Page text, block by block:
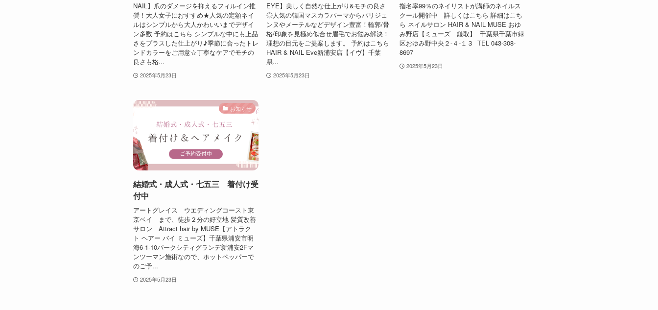
NAIL】爪のダメージを抑えるフィルイン推
奨！大人女子におすすめ★人気の定額ネイ
ルはシンプルから大人かわいいまでデザイ
ン多数 予約はこちら シンプルな中にも上品
さをプラスした仕上がり♪季節に合ったトレ
ンドカラーをご用意☆丁寧なケアでモチの
良さも格...
2025年5月23日
EYE】美しく自然な仕上がり&モチの良さ
◎人気の韓国マスカラパーマからパリジェ
ンヌやメーテルなどデザイン豊富！輪郭/骨
格/印象を見極め似合せ眉毛でお悩み解決！
理想の目元をご提案します。 予約はこちら
HAIR & NAIL Eve新浦安店【イヴ】千葉
県...
2025年5月23日
指名率99％のネイリストが講師のネイルス
クール開催中 詳しくはこちら 詳細はこち
ら ネイルサロン HAIR & NAIL MUSE おゆ
み野店【ミューズ 鎌取】 千葉県千葉市緑
区おゆみ野中央２-４-１３ TEL 043-308-
8697
2025年5月23日
お知らせ
結婚式・成人式・七五三 着付け受
付中
アートグレイス ウエディングコースト東
京ベイ まで、徒歩２分の好立地 髪質改善
サロン Attract hair by MUSE【アトラク
ト ヘアー バイ ミューズ】千葉県浦安市明
海6-1-10パークシティグランデ新浦安2Fマ
ンツーマン施術なので、ホットペッパーで
のご予...
2025年5月23日